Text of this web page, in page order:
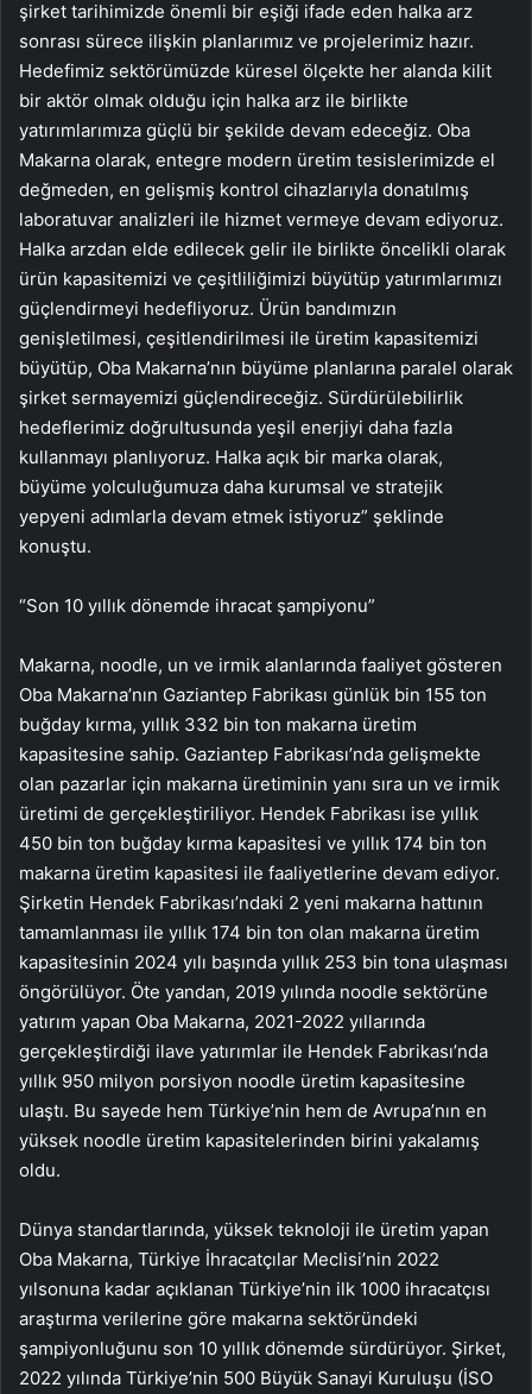
şirket tarihimizde önemli bir eşiği ifade eden halka arz
sonrası sürece ilişkin planlarımız ve projelerimiz hazır.
Hedefimiz sektörümüzde küresel ölçekte her alanda kilit
bir aktör olmak olduğu için halka arz ile birlikte
yatırımlarımıza güçlü bir şekilde devam edeceğiz. Oba
Makarna olarak, entegre modern üretim tesislerimizde el
değmeden, en gelişmiş kontrol cihazlarıyla donatılmış
laboratuvar analizleri ile hizmet vermeye devam ediyoruz.
Halka arzdan elde edilecek gelir ile birlikte öncelikli olarak
ürün kapasitemizi ve çeşitliliğimizi büyütüp yatırımlarımızı
güçlendirmeyi hedefliyoruz. Ürün bandımızın
genişletilmesi, çeşitlendirilmesi ile üretim kapasitemizi
büyütüp, Oba Makarna’nın büyüme planlarına paralel olarak
şirket sermayemizi güçlendireceğiz. Sürdürülebilirlik
hedeflerimiz doğrultusunda yeşil enerjiyi daha fazla
kullanmayı planlıyoruz. Halka açık bir marka olarak,
büyüme yolculuğumuza daha kurumsal ve stratejik
yepyeni adımlarla devam etmek istiyoruz” şeklinde
konuştu.
“Son 10 yıllık dönemde ihracat şampiyonu”
Makarna, noodle, un ve irmik alanlarında faaliyet gösteren
Oba Makarna’nın Gaziantep Fabrikası günlük bin 155 ton
buğday kırma, yıllık 332 bin ton makarna üretim
kapasitesine sahip. Gaziantep Fabrikası’nda gelişmekte
olan pazarlar için makarna üretiminin yanı sıra un ve irmik
üretimi de gerçekleştiriliyor. Hendek Fabrikası ise yıllık
450 bin ton buğday kırma kapasitesi ve yıllık 174 bin ton
makarna üretim kapasitesi ile faaliyetlerine devam ediyor.
Şirketin Hendek Fabrikası’ndaki 2 yeni makarna hattının
tamamlanması ile yıllık 174 bin ton olan makarna üretim
kapasitesinin 2024 yılı başında yıllık 253 bin tona ulaşması
öngörülüyor. Öte yandan, 2019 yılında noodle sektörüne
yatırım yapan Oba Makarna, 2021-2022 yıllarında
gerçekleştirdiği ilave yatırımlar ile Hendek Fabrikası’nda
yıllık 950 milyon porsiyon noodle üretim kapasitesine
ulaştı. Bu sayede hem Türkiye’nin hem de Avrupa’nın en
yüksek noodle üretim kapasitelerinden birini yakalamış
oldu.
Dünya standartlarında, yüksek teknoloji ile üretim yapan
Oba Makarna, Türkiye İhracatçılar Meclisi’nin 2022
yılsonuna kadar açıklanan Türkiye’nin ilk 1000 ihracatçısı
araştırma verilerine göre makarna sektöründeki
şampiyonluğunu son 10 yıllık dönemde sürdürüyor. Şirket,
2022 yılında Türkiye’nin 500 Büyük Sanayi Kuruluşu (İSO